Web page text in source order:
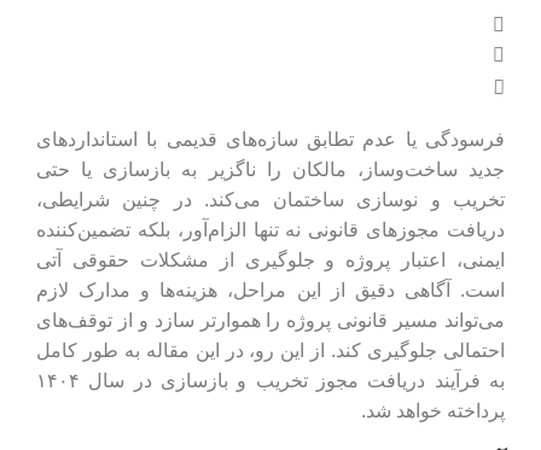
فرسودگی یا عدم تطابق سازه‌های قدیمی با استانداردهای
جدید ساخت‌وساز، مالکان را ناگزیر به بازسازی یا حتی
تخریب و نوسازی ساختمان می‌کند. در چنین شرایطی،
دریافت مجوزهای قانونی نه تنها الزام‌آور، بلکه تضمین‌کننده
ایمنی، اعتبار پروژه و جلوگیری از مشکلات حقوقی آتی
است. آگاهی دقیق از این مراحل، هزینه‌ها و مدارک لازم
می‌تواند مسیر قانونی پروژه را هموارتر سازد و از توقف‌های
احتمالی جلوگیری کند. از این رو، در این مقاله به‌ طور کامل
به فرآیند دریافت مجوز تخریب و بازسازی در سال ۱۴۰۴
پرداخته خواهد شد.